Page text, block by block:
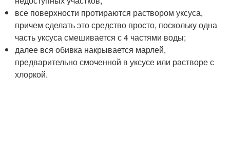
все поверхности протираются раствором уксуса,
причем сделать это средство просто, поскольку одна
часть уксуса смешивается с 4 частями воды;
далее вся обивка накрывается марлей,
предварительно смоченной в уксусе или растворе с
хлоркой.